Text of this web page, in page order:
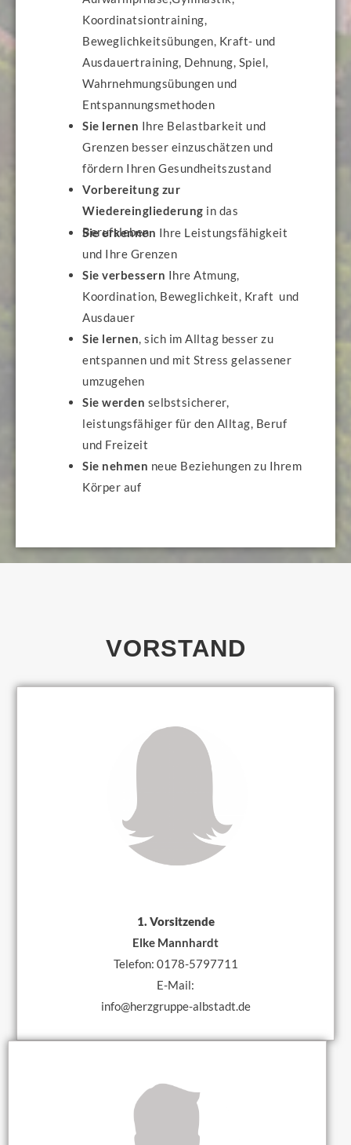
Koordinatsiontraining,
Beweglichkeitsübungen, Kraft- und
Ausdauertraining, Dehnung, Spiel,
Wahrnehmungsübungen und
Entspannungsmethoden
Sie lernen Ihre Belastbarkeit und
Grenzen besser einzuschätzen und
fördern Ihren Gesundheitszustand
Vorbereitung zur
Wiedereingliederung in das
Berufsleben
Sie erkennen Ihre Leistungsfähigkeit
und Ihre Grenzen
Sie verbessern Ihre Atmung,
Koordination, Beweglichkeit, Kraft und
Ausdauer
Sie lernen, sich im Alltag besser zu
entspannen und mit Stress gelassener
umzugehen
Sie werden selbstsicherer,
leistungsfähiger für den Alltag, Beruf
und Freizeit
Sie nehmen neue Beziehungen zu Ihrem
Körper auf
VORSTAND
1. Vorsitzende
Elke Mannhardt
Telefon: 0178-5797711
E-Mail:
info@herzgruppe-albstadt.de